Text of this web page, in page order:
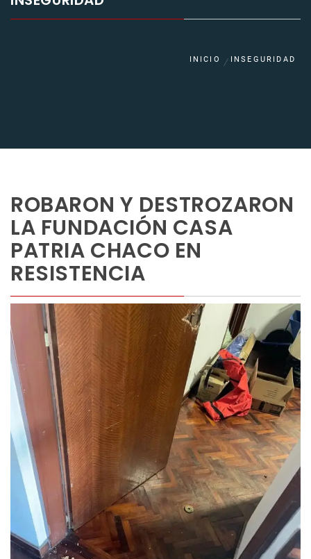
INICIO INSEGURIDAD
ROBARON Y DESTROZARON
LA FUNDACIÓN CASA
PATRIA CHACO EN
RESISTENCIA